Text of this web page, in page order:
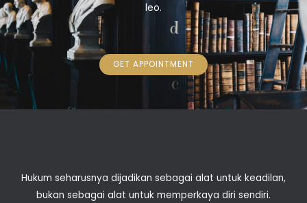
leo.
GET APPOINTMENT
Hukum seharusnya dijadikan sebagai alat untuk keadilan,
bukan sebagai alat untuk memperkaya diri sendiri.